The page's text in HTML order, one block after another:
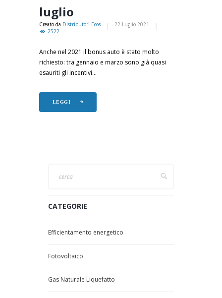
luglio
Creato da Distributori Ecos
22 Luglio 2021
2522
Anche nel 2021 il bonus auto è stato molto
richiesto: tra gennaio e marzo sono già quasi
esauriti gli incentivi...
LEGGI
CATEGORIE
Efficientamento energetico
Fotovoltaico
Gas Naturale Liquefatto